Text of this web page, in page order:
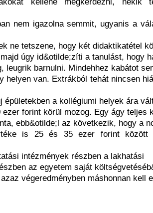
nem igazolna semmit, ugyanis a
ne tetszene, hogy két didaktikatétel
úgy id&otilde;zíti a tanulást, hogy
leugrik barnulni. Mindehhez kabátot
helyen van. Extrákból tehát nincsen
épületekben a kollégiumi helyek ára
ezer forint körül mozog. Egy ágy teljes
ebb&otilde;l az következik, hogy a
is 25 és 35 ezer forint
intézmények részben a lakhatási
az egyetem saját
végeredményben máshonnan kell